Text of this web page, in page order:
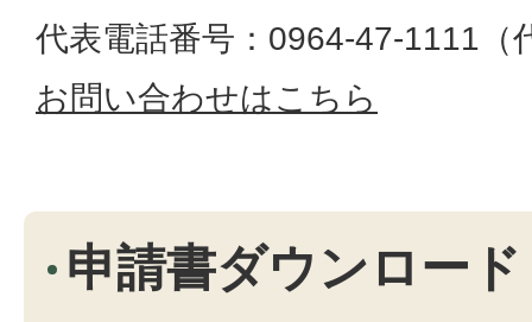
代表電話番号：0964-47-1111（
お問い合わせはこちら
申請書ダウンロード